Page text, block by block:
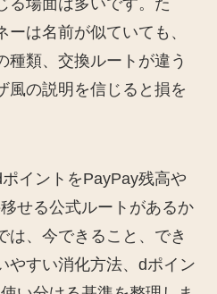
は名前が似ていても、
種類、交換ルートが違う
風の説明を信じると損を
イントをPayPay残高や
せる公式ルートがあるか
は、今できること、でき
やすい消化方法、dポイン